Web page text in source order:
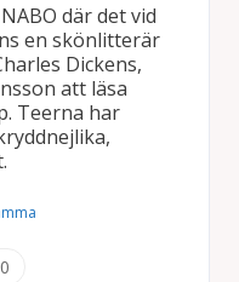
där det vid
en skönlitterär
Dickens,
att läsa
Teerna har
0